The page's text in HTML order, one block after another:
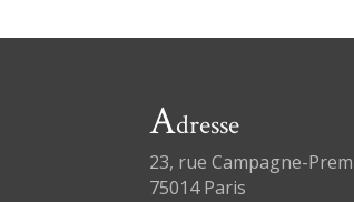
Adresse
23, rue Campagne-
75014 Paris